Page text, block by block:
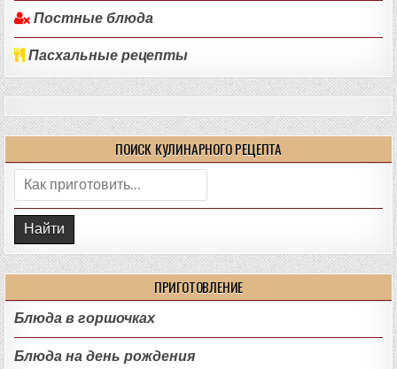
Постные блюда
Пасхальные рецепты
ПОИСК КУЛИНАРНОГО РЕЦЕПТА
Поиск:
ПРИГОТОВЛЕНИЕ
Блюда в горшочках
Блюда на день рождения